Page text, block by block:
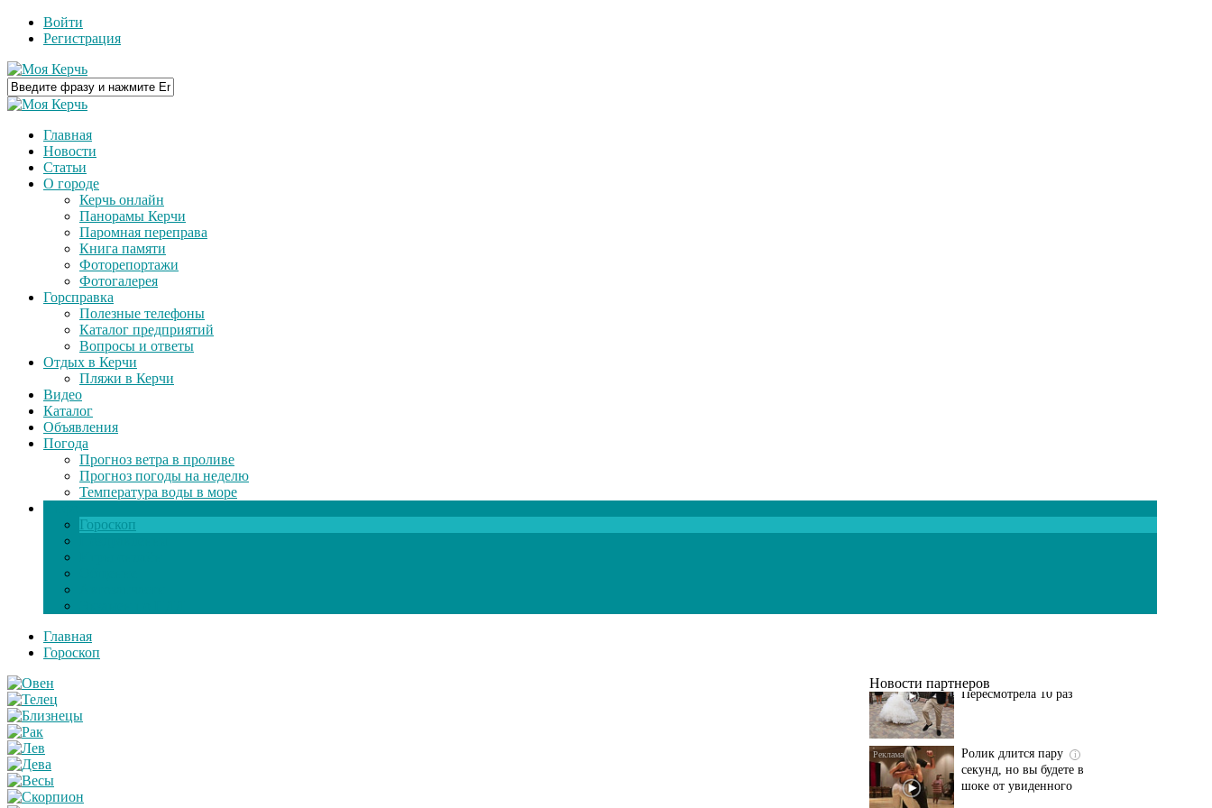
Войти
Регистрация
Главная
Новости
Статьи
О городе
Керчь онлайн
Панорамы Керчи
Паромная переправа
Книга памяти
Фоторепортажи
Фотогалерея
Горсправка
Полезные телефоны
Каталог предприятий
Вопросы и ответы
Отдых в Керчи
Пляжи в Керчи
Видео
Каталог
Объявления
Погода
Прогноз ветра в проливе
Прогноз погоды на неделю
Температура воды в море
Гороскоп
Главная
Гороскоп
Новости партнеров
Ролик длится пару
Ролик из Омска: вы